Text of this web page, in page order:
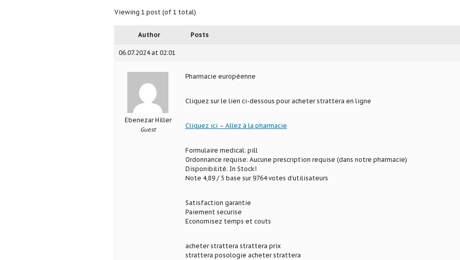
Viewing 1 post (of 1 total)
Author Posts
06.07.2024 at 02:01
Ebenezar Hiller
Guest
Pharmacie européenne
Cliquez sur le lien ci-dessous pour acheter strattera en ligne
Cliquez ici – Allez à la pharmacie
Formulaire medical: pill
Ordonnance requise: Aucune prescription requise (dans notre pharmacie)
Disponibilité: In Stock!
Note 4,89 / 5 base sur 9764 votes d’utilisateurs
Satisfaction garantie
Paiement securise
Economisez temps et couts
acheter strattera strattera prix
strattera posologie acheter strattera